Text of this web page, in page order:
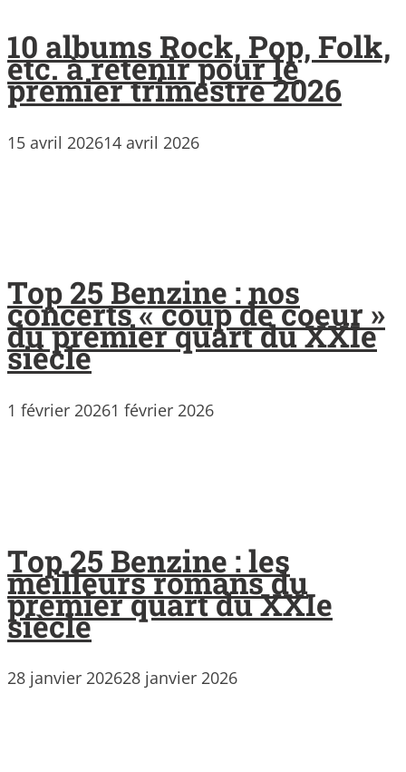
10 albums Rock, Pop, Folk,
etc. à retenir pour le
premier trimestre 2026
15 avril 202614 avril 2026
Top 25 Benzine : nos
concerts « coup de coeur »
du premier quart du XXIe
siècle
1 février 20261 février 2026
Top 25 Benzine : les
meilleurs romans du
premier quart du XXIe
siècle
28 janvier 202628 janvier 2026